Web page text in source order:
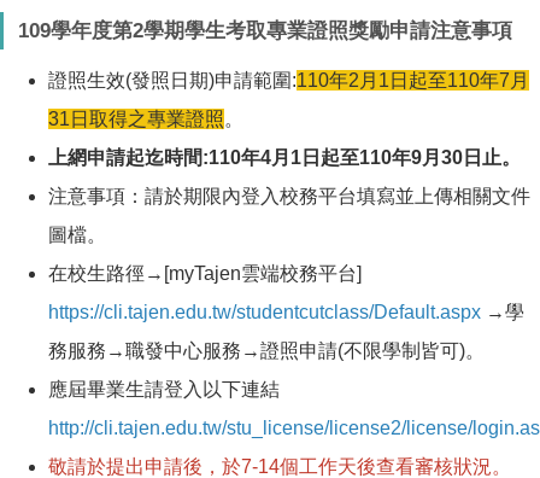
109學年度第2學期學生考取專業證照獎勵申請注意事項
證照生效(發照日期)申請範圍:110年2月1日起至110年7月
31日取得之專業證照 。
上網申請起迄時間:110年4月1日起至110年9月30日止。
注意事項：請於期限內登入校務平台填寫並上傳相關文件
圖檔。
在校生路徑→[myTajen雲端校務平台]
https://cli.tajen.edu.tw/studentcutclass/Default.aspx →學
務服務→職發中心服務→證照申請(不限學制皆可)。
應屆畢業生請登入以下連結
http://cli.tajen.edu.tw/stu_license/license2/license/
敬請於提出申請後，於7-14個工作天後查看審核狀況。